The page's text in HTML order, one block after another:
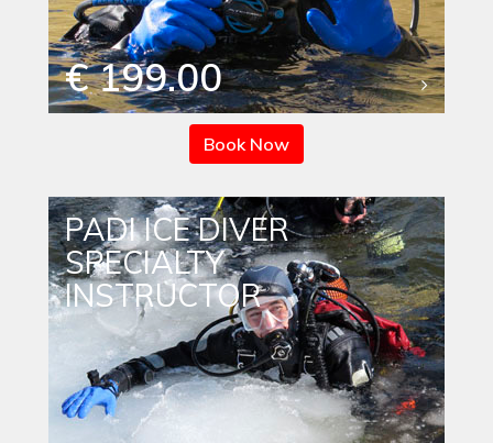
€ 199.00
Book Now
PADI ICE DIVER
SPECIALTY
INSTRUCTOR